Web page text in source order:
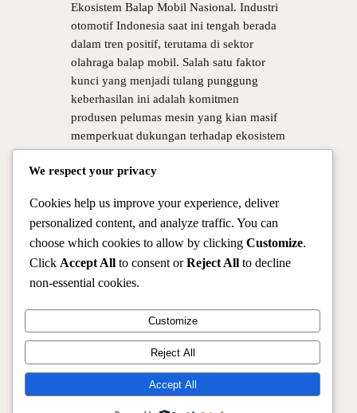
Ekosistem Balap Mobil Nasional. Industri
otomotif Indonesia saat ini tengah berada
dalam tren positif, terutama di sektor
olahraga balap mobil. Salah satu faktor
kunci yang menjadi tulang punggung
keberhasilan ini adalah komitmen
produsen pelumas mesin yang kian masif
memperkuat dukungan terhadap ekosistem
balap nasional. Tidak sekadar menjadi
sponsor penempel logo, perusahaan…
Official Site of Christian Montanari | Racer & Motorsport
Profile
We respect your privacy
Cookies help us improve your experience, deliver
personalized content, and analyze traffic. You can
choose which cookies to allow by clicking Customize.
Click Accept All to consent orReject All to decline
non-essential cookies.
Customize
Reject All
Accept All